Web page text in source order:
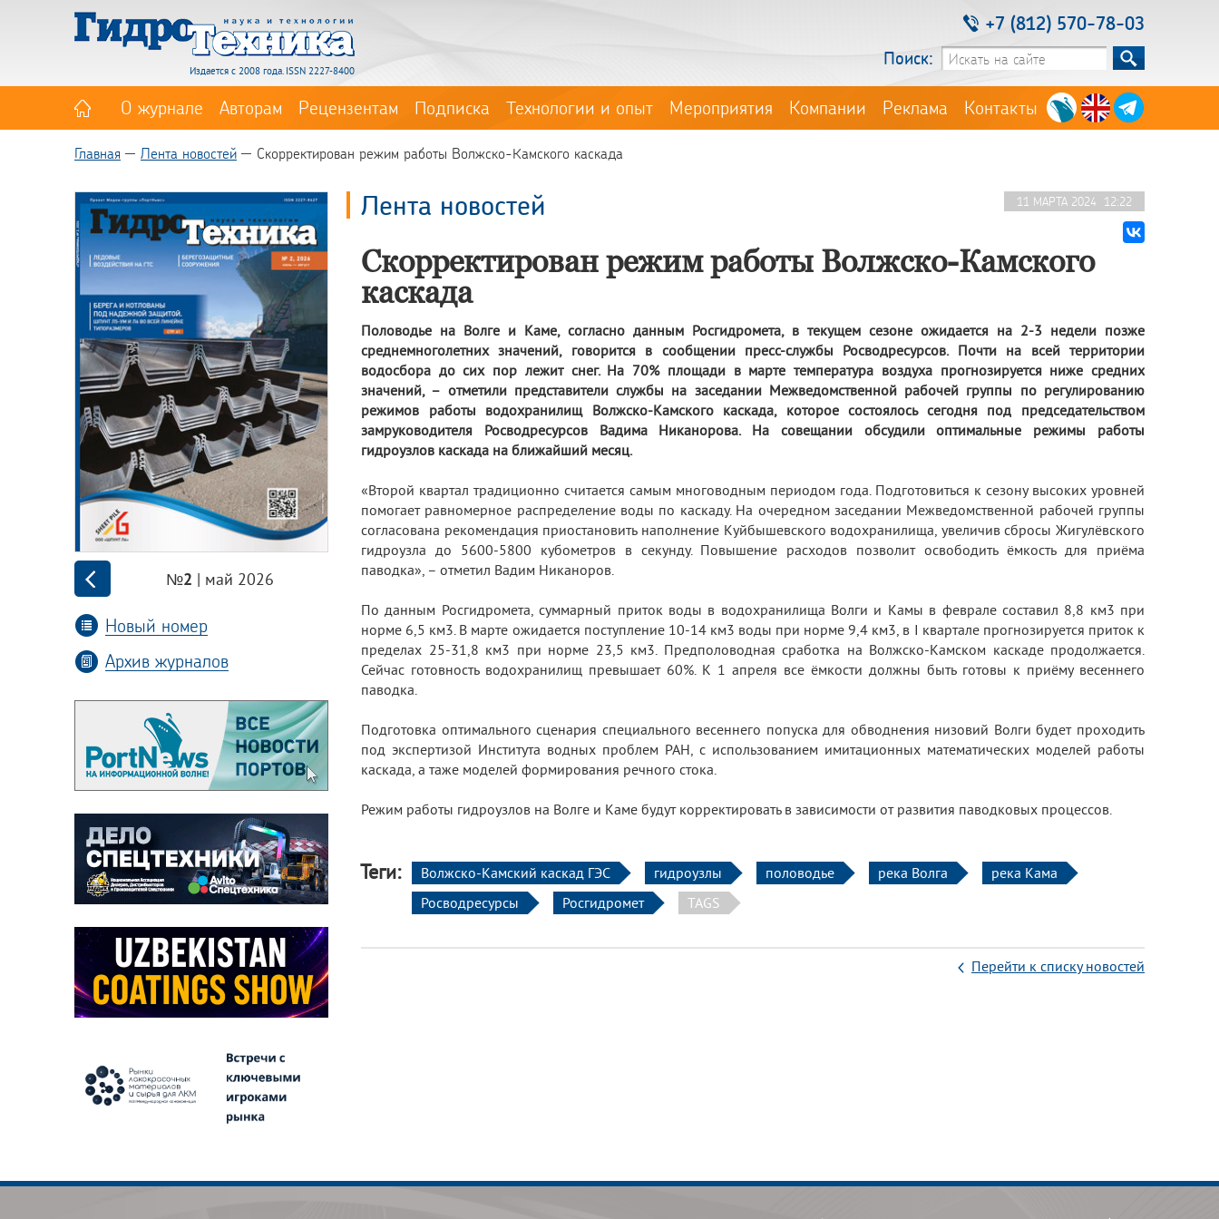
Издается с 2008 года. ISSN 2227-8400
+7 (812) 570-78-03
Поиск:
О журнале Авторам Рецензентам Подписка Технологии и опыт Мероприятия Компании Реклама Контакты
Главная Лента новостей Скорректирован режим работы Волжско-Камского каскада
№2 | май 2026
Новый номер
Архив журналов
11 МАРТА 2024 12:22
Лента новостей
Скорректирован режим работы Волжско-Камского
каскада
Половодье на Волге и Каме, согласно данным Росгидромета, в текущем сезоне ожидается на 2-3 недели позже
среднемноголетних значений, говорится в сообщении пресс-службы Росводресурсов. Почти на всей территории
водосбора до сих пор лежит снег. На 70% площади в марте температура воздуха прогнозируется ниже средних
значений, – отметили представители службы на заседании Межведомственной рабочей группы по регулированию
режимов работы водохранилищ Волжско-Камского каскада, которое состоялось сегодня под председательством
замруководителя Росводресурсов Вадима Никанорова. На совещании обсудили оптимальные режимы работы
гидроузлов каскада на ближайший месяц.
«Второй квартал традиционно считается самым многоводным периодом года. Подготовиться к сезону высоких уровней
помогает равномерное распределение воды по каскаду. На очередном заседании Межведомственной рабочей группы
согласована рекомендация приостановить наполнение Куйбышевского водохранилища, увеличив сбросы Жигулёвского
гидроузла до 5600-5800 кубометров в секунду. Повышение расходов позволит освободить ёмкость для приёма
паводка», – отметил Вадим Никаноров.
По данным Росгидромета, суммарный приток воды в водохранилища Волги и Камы в феврале составил 8,8 км3 при
норме 6,5 км3. В марте ожидается поступление 10-14 км3 воды при норме 9,4 км3, в I квартале прогнозируется приток к
пределах 25-31,8 км3 при норме 23,5 км3. Предполоводная сработка на Волжско-Камском каскаде продолжается.
Сейчас готовность водохранилищ превышает 60%. К 1 апреля все ёмкости должны быть готовы к приёму весеннего
паводка.
Подготовка оптимального сценария специального весеннего попуска для обводнения низовий Волги будет проходить
под экспертизой Института водных проблем РАН, с использованием имитационных математических моделей работы
каскада, а таже моделей формирования речного стока.
Режим работы гидроузлов на Волге и Каме будут корректировать в зависимости от развития паводковых процессов.
Теги: Волжско-Камский каскад ГЭС гидроузлы половодье река Волга
река Кама
Росводресурсы
Росгидромет TAGS
Перейти к списку новостей